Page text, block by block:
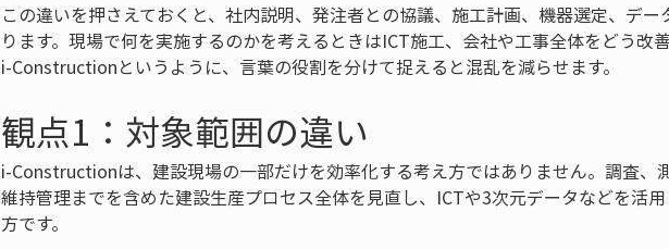
この違いを押さえておくと、社内説明、発注者との協議、施工計画、機器選定、デ
ります。現場で何を実施するのかを考えるときはICT施工、会社や工事全体をどう改
i-Constructionというように、言葉の役割を分けて捉えると混乱を減らせます。
観点1：対象範囲の違い
i-Constructionは、建設現場の一部だけを効率化する考え方ではありません。調査、
維持管理までを含めた建設生産プロセス全体を見直し、ICTや3次元データなどを活
方です。